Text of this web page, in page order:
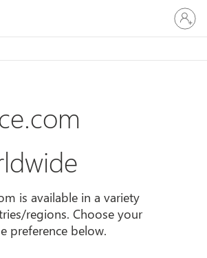
Sign
in
to
account
is available in a variety
regions. Choose your
preference below.